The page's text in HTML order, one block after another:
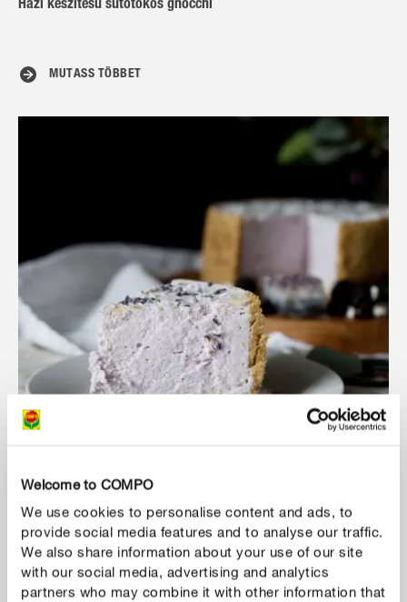
Welcome to COMPO
We use cookies to personalise content and ads, to
provide social media features and to analyse our traffic.
We also share information about your use of our site
with our social media, advertising and analytics
partners who may combine it with other information that
Házi készítésű sütőtökös gnocchi
MUTASS TÖBBET
Levendulás sajttorta fehér csokoládéval